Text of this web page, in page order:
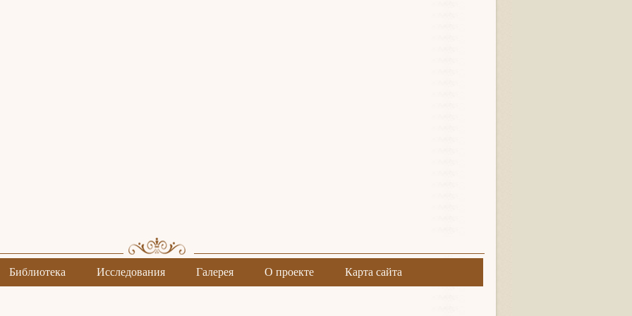
Библиотека Исследования Галерея О проекте Карта сайта